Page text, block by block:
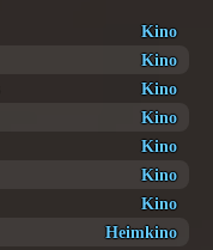
Kino
Kino
Kino
Kino
Kino
Kino
Kino
Heimkino